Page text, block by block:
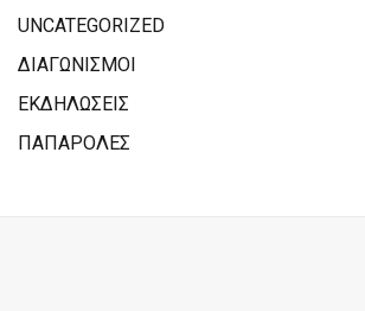
UNCATEGORIZED
ΔΙΑΓΩΝΙΣΜΟΙ
ΕΚΔΗΛΩΣΕΙΣ
ΠΑΠΑΡΟΛΕΣ